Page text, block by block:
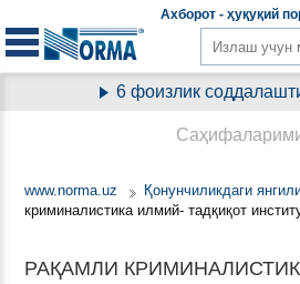
Aхборот - ҳуқуқий
6 фоизлик
www.norma.uz Қонунчиликдаги
криминалистика илмий- тадқиқот
РАҚАМЛИ